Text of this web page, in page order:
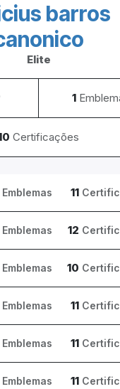
barros
Elite
1
Certificações
Emblemas 11
Emblemas 12
Emblemas 10
Emblemas 11
Emblemas 11
Emblemas 11